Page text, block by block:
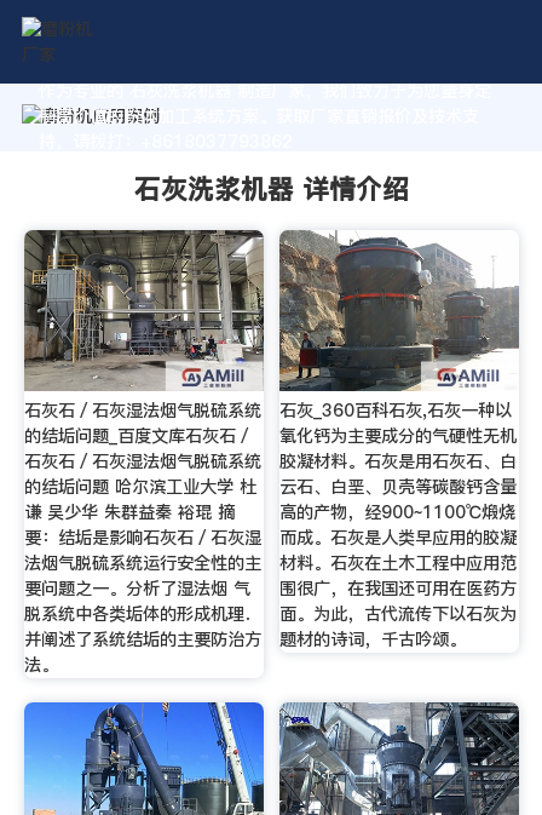
作为专业的 石灰洗浆机器 制造厂家，我们致力于为您量身定
制高价值的粉体加工系统方案。获取厂家直销报价及技术支
石灰洗浆机器 详情介绍
石灰石／石灰湿法烟气脱硫系统
的结垢问题_百度文库石灰石／
石灰石／石灰湿法烟气脱硫系统
的结垢问题 哈尔滨工业大学 杜
谦 吴少华 朱群益秦 裕琨 摘
要：结垢是影响石灰石／石灰湿
法烟气脱硫系统运行安全性的主
要问题之一。分析了湿法烟 气
脱系统中各类垢体的形成机理．
并阐述了系统结垢的主要防治方
法。
石灰_360百科石灰,石灰一种以
氧化钙为主要成分的气硬性无机
胶凝材料。石灰是用石灰石、白
云石、白垩、贝壳等碳酸钙含量
高的产物，经900~1100℃煅烧
而成。石灰是人类早应用的胶凝
材料。石灰在土木工程中应用范
围很广，在我国还可用在医药方
面。为此，古代流传下以石灰为
题材的诗词，千古吟颂。